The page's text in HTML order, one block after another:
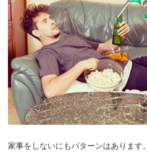
家事をしないにもパターンはあります。